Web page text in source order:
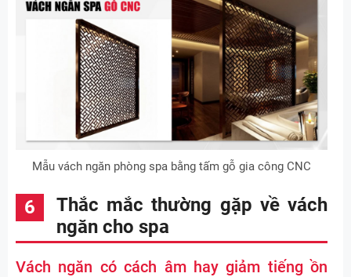
Mẫu vách ngăn phòng spa bằng tấm gỗ gia công CNC
Thắc mắc thường gặp về vách
ngăn cho spa
Vách ngăn có cách âm hay giảm tiếng ồn